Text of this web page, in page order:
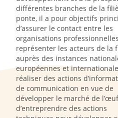
différentes branches de la
ponte, il a pour objectifs
d’assurer le contact entre les
organisations
représenter les acteurs de la
auprès des instances
européennes et
réaliser des actions
de communication en vue de
développer le marché de
d’entreprendre des actions